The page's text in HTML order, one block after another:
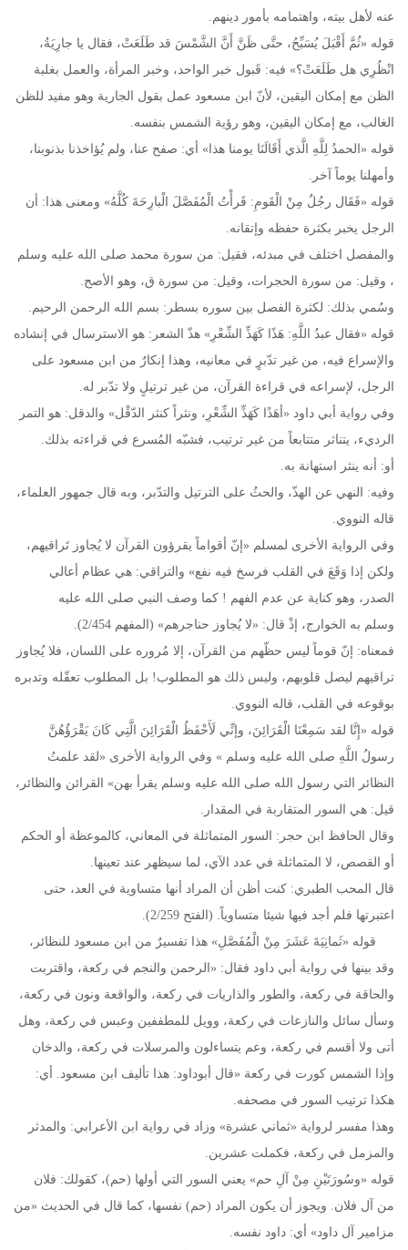
عنه لأهل بيته، واهتمامه بأمور دينهم.
قوله «ثُمَّ أَقْبَلَ يُسَبِّحُ، حتَّى ظَنَّ أَنَّ الشَّمْسَ قد طَلَعَتْ، فقال يا جارِيَةُ،
انْظُرِي هل طَلَعَتْ؟» فيه: قَبول خبر الواحد، وخبر المرأة، والعمل بغلبة
الظن مع إمكان اليقين، لأنّ ابن مسعود عمل بقول الجارية وهو مفيد للظن
الغالب، مع إمكان اليقين، وهو رؤية الشمس بنفسه.
قوله «الحمدُ لِلَّهِ الَّذي أَقَالَنَا يومنا هذا» أي: صفح عنا، ولم يُؤاخذنا بذنوبنا،
وأمهلنا يوماً آخر.
قوله «فَقَال رجُلٌ مِنْ الْقَومِ: قَرأْتُ الْمُفَصَّلَ الْبارِحَةَ كُلَّهُ» ومعنى هذا: أن
الرجل يخبر بكثرة حفظه وإتقانه.
والمفصل اختلف في مبدئه، فقيل: من سورة محمد صلى الله عليه وسلم
، وقيل: من سورة الحجرات، وقيل: من سورة ق، وهو الأصح.
وسُمي بذلك: لكثرة الفصل بين سوره بسطر: بسم الله الرحمن الرحيم.
قوله «فقال عبدُ اللَّهِ: هَذًا كَهَذِّ الشِّعْرِ» هذّ الشعر: هو الاسترسال في إنشاده
والإسراع فيه، من غير تدّبرٍ في معانيه، وهذا إنكارٌ من ابن مسعود على
الرجل، لإسراعه في قراءة القرآن، من غير ترتيلٍ ولا تدّبر له.
وفي رواية أبي داود «أهَذًا كَهَذِّ الشِّعْرِ، ونثراً كنثر الدّقْل» والدقل: هو التمر
الرديء، يتناثر متتابعاً من غير ترتيب، فشبّه المُسرع في قراءته بذلك.
أو: أنه ينثر استهانة به.
وفيه: النهي عن الهذّ، والحثُ على الترتيل والتدّبر، وبه قال جمهور العلماء،
قاله النووي.
وفي الرواية الأخرى لمسلم «إنّ أقواماً يقرؤون القرآن لا يُجاوز تَراقيهم،
ولكن إذا وَقَعَ في القلب فرسخ فيه نفع» والتراقي: هي عظام أعالي
الصدر، وهو كناية عن عدم الفهم ! كما وصف النبي صلى الله عليه
وسلم به الخوارج، إذْ قال: «لا يُجاوز حناجرهم» (المفهم 2/454).
فمعناه: إنّ قوماً ليس حظّهم من القرآن، إلا مُروره على اللسان، فلا يُجاوز
تراقيهم ليصل قلوبهم، وليس ذلك هو المطلوب! بل المطلوب تعقّله وتدبره
بوقوعه في القلب، قاله النووي.
قوله «إِنَّا لقد سَمِعْنَا الْقَرَائِنَ، وإنِّي لَأَحْفَظُ الْقَرَائِنَ الَّتِي كَانَ يَقْرَؤُهُنَّ
رسولُ اللَّهِ صلى الله عليه وسلم » وفي الرواية الأخرى «لقد علمتُ
النظائر التي رسول الله صلى الله عليه وسلم يقرأ بهن» القرائن والنظائر،
قيل: هي السور المتقاربة في المقدار.
وقال الحافظ ابن حجر: السور المتماثلة في المعاني، كالموعظة أو الحكم
أو القصص، لا المتماثلة في عدد الآي، لما سيظهر عند تعينها.
قال المحب الطبري: كنت أظن أن المراد أنها متساوية في العد، حتى
اعتبرتها فلم أجد فيها شيئا متساوياً. (الفتح 2/259).
قوله «ثَمانِيَةَ عَشَرَ مِنْ الْمُفَصَّلِ» هذا تفسيرٌ من ابن مسعود للنظائر،
وقد بينها في رواية أبي داود فقال: «الرحمن والنجم في ركعة، واقتربت
والحاقة في ركعة، والطور والذاريات في ركعة، والواقعة ونون في ركعة،
وسأل سائل والنازعات في ركعة، وويل للمطففين وعبس في ركعة، وهل
أتى ولا أقسم في ركعة، وعم يتساءلون والمرسلات في ركعة، والدخان
وإذا الشمس كورت في ركعة «قال أبوداود: هذا تأليف ابن مسعود. أي:
هكذا ترتيب السور في مصحفه.
وهذا مفسر لرواية «ثماني عشرة» وزاد في رواية ابن الأعرابي: والمدثر
والمزمل في ركعة، فكملت عشرين.
قوله «وسُورَتَيْنِ مِنْ آلِ حم» يعني السور التي أولها (حم)، كقولك: فلان
من آل فلان. ويجوز أن يكون المراد (حم) نفسها، كما قال في الحديث «من
مزامير آل داود» أي: داود نفسه.